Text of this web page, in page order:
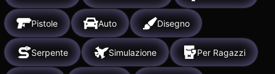
Pistole Auto Disegno
Serpente Simulazione Per Ragazzi